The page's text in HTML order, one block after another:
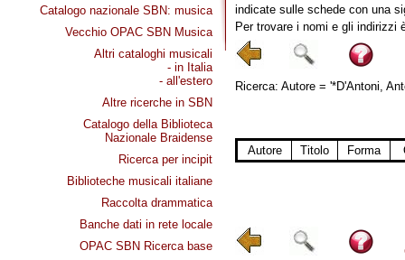
Catalogo nazionale SBN: musica
Vecchio OPAC SBN Musica
Altri cataloghi musicali
- in Italia
- all'estero
Altre ricerche in SBN
Catalogo della Biblioteca
Nazionale Braidense
Ricerca per incipit
Biblioteche musicali italiane
Raccolta drammatica
Banche dati in rete locale
OPAC SBN Ricerca base
indicate sulle schede con una
Per trovare i nomi e gli indirizzi
Ricerca: Autore = '*D'Antoni,
Autore Titolo Forma